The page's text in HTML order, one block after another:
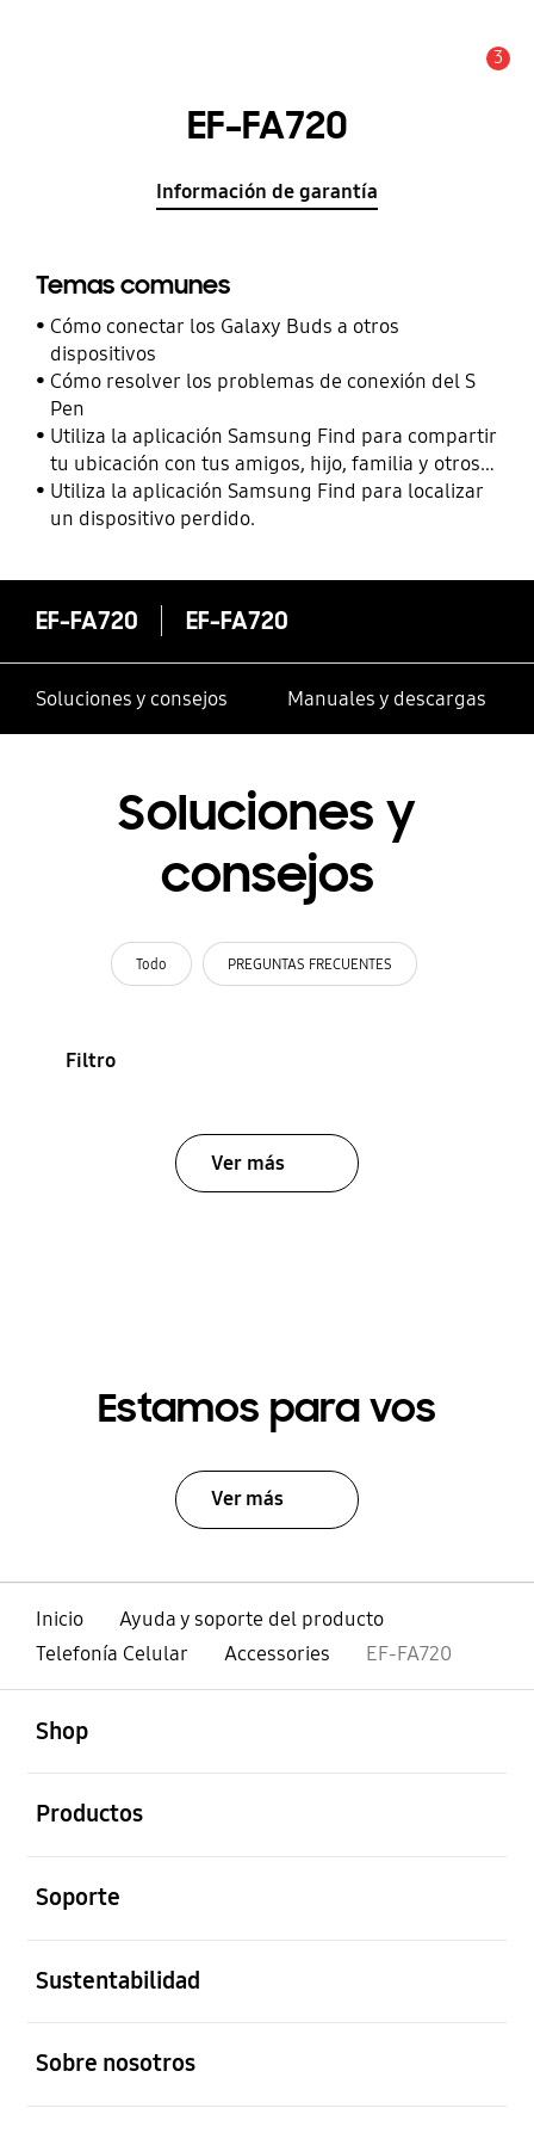
3
EF-FA720
Información de garantía
Temas comunes
Cómo conectar los Galaxy Buds a otros
dispositivos
Cómo resolver los problemas de conexión del S
Pen
Utiliza la aplicación Samsung Find para compartir
tu ubicación con tus amigos, hijo, familia y otros
contactos
Utiliza la aplicación Samsung Find para localizar
un dispositivo perdido.
EF-FA720 EF-FA720
Soluciones y consejos Manuales y descargas
Soluciones y
consejos
Todo PREGUNTAS FRECUENTES
Filtro
Ver más
Estamos para vos
Ver más
Inicio
Ayuda y soporte del producto
Telefonía Celular
Accessories EF-FA720
Shop
Productos
Soporte
Sustentabilidad
Sobre nosotros